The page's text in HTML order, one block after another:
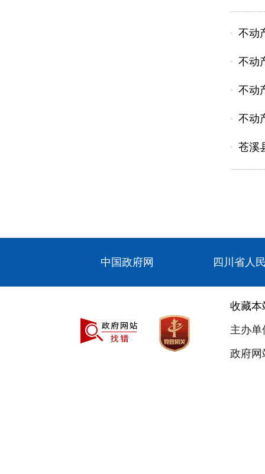
不动
不动
不动
不动
苍溪
中国政府网 四川省人
收藏本
主办
政府网